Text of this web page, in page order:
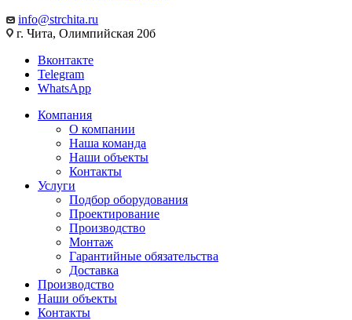
info@strchita.ru
г. Чита, Олимпийская 20б
Вконтакте
Telegram
WhatsApp
Компания
О компании
Наша команда
Наши объекты
Контакты
Услуги
Подбор оборудования
Проектирование
Производство
Монтаж
Гарантийные обязательства
Доставка
Производство
Наши объекты
Контакты